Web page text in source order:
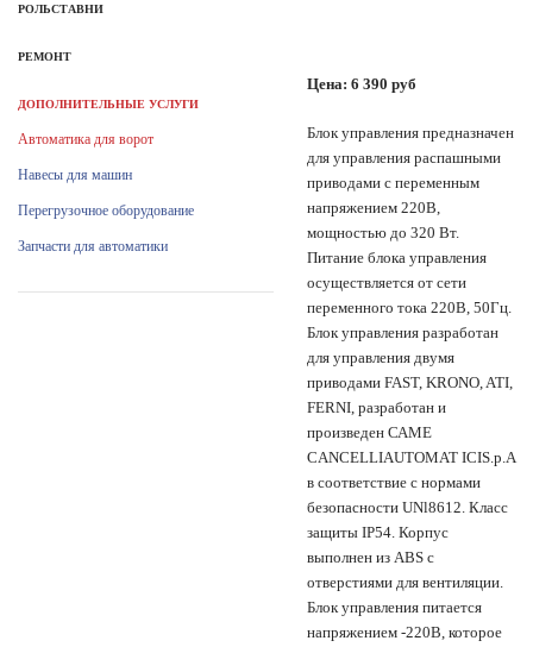
РОЛЬСТАВНИ
РЕМОНТ
ДОПОЛНИТЕЛЬНЫЕ УСЛУГИ
Автоматика для ворот
Навесы для машин
Перегрузочное оборудование
Запчасти для автоматики
Цена: 6 390 руб
Блок управления предназначен
для управления распашными
приводами с переменным
напряжением 220В,
мощностью до 320 Вт.
Питание блока управления
осуществляется от сети
переменного тока 220В, 50Гц.
Блок управления разработан
для управления двумя
приводами FAST, KRONO, ATI,
FERNI, разработан и
произведен САМЕ
CANCELLIAUTOMAT ICIS.p.A
в соответствие с нормами
безопасности UNl8612. Класс
защиты IP54. Корпус
выполнен из ABS с
отверстиями для вентиляции.
Блок управления питается
напряжением -220В, которое